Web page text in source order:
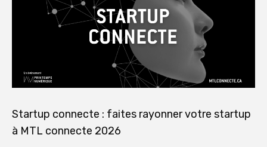
Startup connecte : faites rayonner votre startup
à MTL connecte 2026